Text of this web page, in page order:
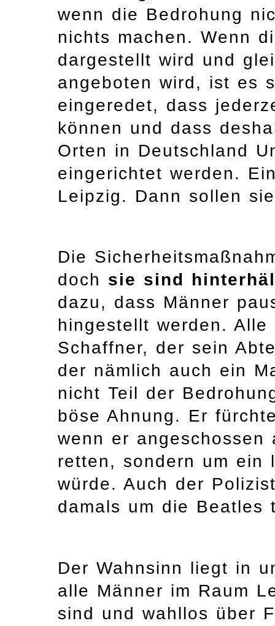
wenn die Bedrohung
nichts machen. Wenn
dargestellt wird und
angeboten wird, ist es
eingeredet, dass
können und dass
Orten in Deutschland
eingerichtet werden.
Leipzig. Dann sollen
Die
doch sie sind
dazu, dass Männer
hingestellt werden.
Schaffner, der sein
der nämlich auch ein
nicht Teil der
böse Ahnung. Er
wenn er
retten, sondern um ein
würde. Auch der
damals um die Beatles
Der Wahnsinn liegt in
alle Männer im Raum
sind und wahllos über